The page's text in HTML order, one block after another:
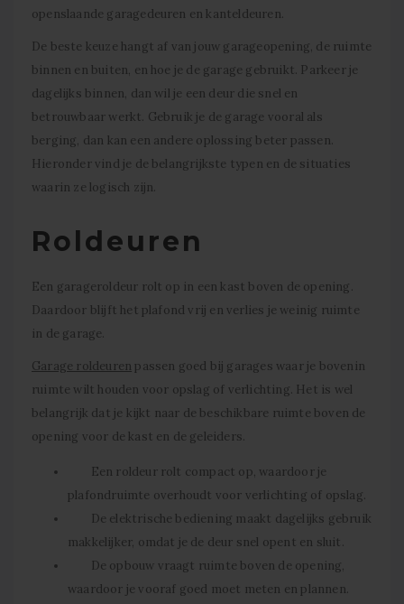
openslaande garagedeuren en kanteldeuren.
De beste keuze hangt af van jouw garageopening, de ruimte
binnen en buiten, en hoe je de garage gebruikt. Parkeer je
dagelijks binnen, dan wil je een deur die snel en
betrouwbaar werkt. Gebruik je de garage vooral als
berging, dan kan een andere oplossing beter passen.
Hieronder vind je de belangrijkste typen en de situaties
waarin ze logisch zijn.
Roldeuren
Een garageroldeur rolt op in een kast boven de opening.
Daardoor blijft het plafond vrij en verlies je weinig ruimte
in de garage.
Garage roldeuren passen goed bij garages waar je bovenin
ruimte wilt houden voor opslag of verlichting. Het is wel
belangrijk dat je kijkt naar de beschikbare ruimte boven de
opening voor de kast en de geleiders.
Een roldeur rolt compact op, waardoor je
plafondruimte overhoudt voor verlichting of opslag.
De elektrische bediening maakt dagelijks gebruik
makkelijker, omdat je de deur snel opent en sluit.
De opbouw vraagt ruimte boven de opening,
waardoor je vooraf goed moet meten en plannen.